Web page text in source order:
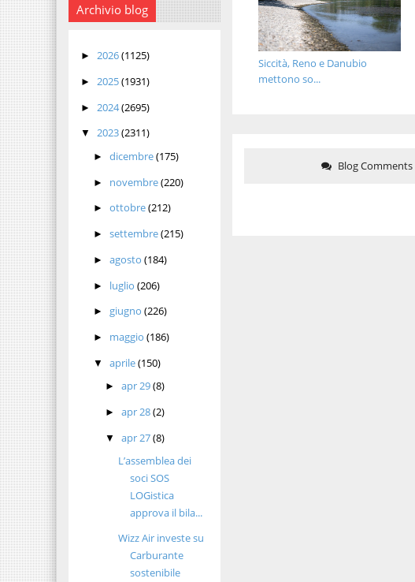
Archivio blog
► 2026(1125)
► 2025(1931)
► 2024(2695)
▼ 2023(2311)
► dicembre(175)
► novembre(220)
► ottobre(212)
► settembre(215)
► agosto (184)
► luglio (206)
► giugno (226)
► maggio (186)
▼ aprile(150)
►apr 29(8)
►apr 28(2)
▼apr 27(8)
L’assemblea dei
soci SOS
LOGistica
approva il bila...
Wizz Air investe su
Carburante
sostenibile
Siccità, Reno e Danubio
mettono so...
Blog Comments